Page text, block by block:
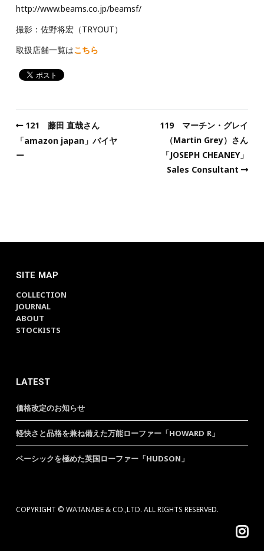
http://www.beams.co.jp/beamsf/
撮影：佐野将宏（TRYOUT）
取扱店舗一覧はこちら
121 藤田 直哉さん
「amazon japan」バイヤ
ー
119 マーチン・グレイ
（Martin Grey）さん
「JOSEPH CHEANEY」
Sales Consultant
SITE MAP
COLLECTION
JOURNAL
ABOUT
STOCKISTS
LATEST
価格改定のお知らせ
軽快さと品格を兼ね備えた万能ローファー「HOWARD R」
ベーシックを極めた英国ローファー「HUDSON」
COPYRIGHT © WATANABE & CO.,LTD. ALL RIGHTS RESERVED.